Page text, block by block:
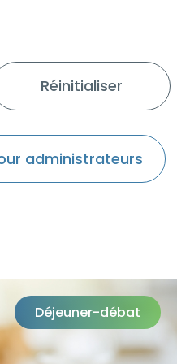
Réinitialiser
administrateurs
Déjeuner-débat